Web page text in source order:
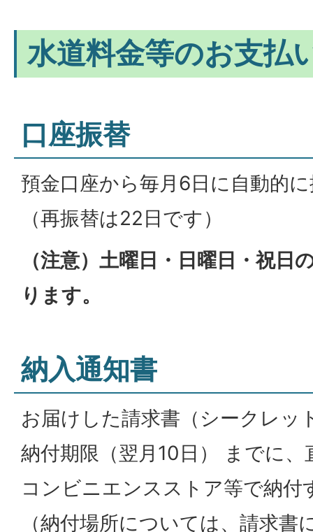
水道料金等のお支払
口座振替
預金口座から毎月6日に自動的
（再振替は22日です）
（注意）土曜日・日曜日・祝日
ります。
納入通知書
お届けした請求書（シークレッ
納付期限（翌月10日） までに
コンビニエンスストア等で納付
（納付場所については、請求書